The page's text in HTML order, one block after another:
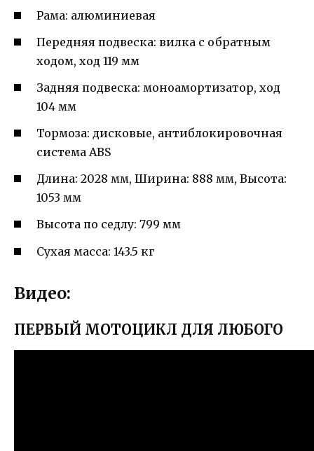
Рама: алюминиевая
Передняя подвеска: вилка с обратным
ходом, ход 119 мм
Задняя подвеска: моноамортизатор, ход
104 мм
Тормоза: дисковые, антиблокировочная
система ABS
Длина: 2028 мм, Ширина: 888 мм, Высота:
1053 мм
Высота по седлу: 799 мм
Сухая масса: 143.5 кг
Видео:
ПЕРВЫЙ МОТОЦИКЛ ДЛЯ ЛЮБОГО